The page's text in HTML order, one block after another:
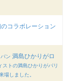
コラボレーション
ン 満島ひかりがロ
ストの満島ひかりがパリ
しました。